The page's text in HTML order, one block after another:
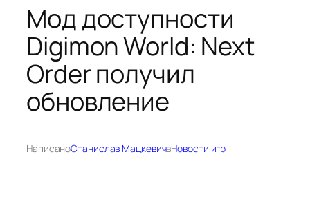
Мод доступности
Digimon World: Next
Order получил
обновление
НаписаноСтанислав МацкевичвНовости игр